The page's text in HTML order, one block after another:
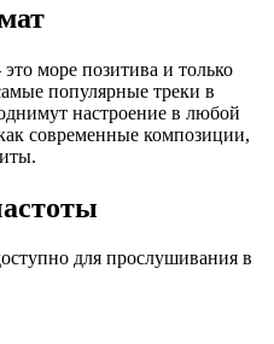
море позитива и только
популярные треки в
настроение в любой
современные композиции,
для прослушивания в